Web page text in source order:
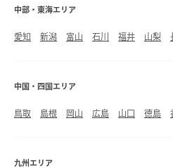
中部・東海エリア
愛知 新潟 富山 石川 福井 山梨
中国・四国エリア
鳥取 島根 岡山 広島 山口 徳島
九州エリア